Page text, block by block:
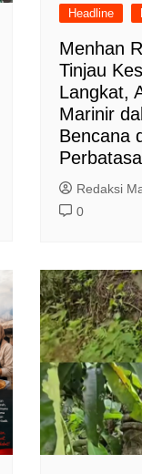
Headline
Menhan
Tinjau
Langkat,
Marinir
Bencana
Redaksi
0